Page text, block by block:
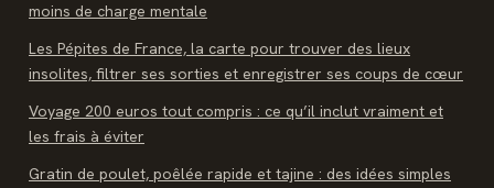
moins de charge mentale
Les Pépites de France, la carte pour trouver des lieux
insolites, filtrer ses sorties et enregistrer ses coups de cœur
Voyage 200 euros tout compris : ce qu’il inclut vraiment et
les frais à éviter
Gratin de poulet, poêlée rapide et tajine : des idées simples